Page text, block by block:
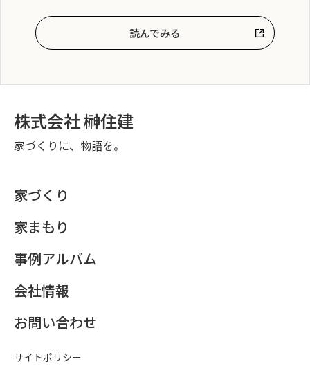
読んでみる
株式会社 榊住建
家づくりに、物語を。
家づくり
家まもり
事例アルバム
会社情報
お問い合わせ
サイトポリシー